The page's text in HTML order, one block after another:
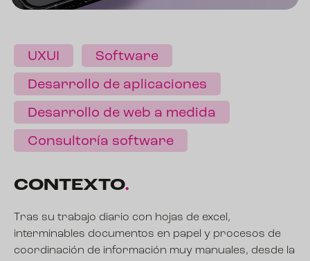
UXUI Software
Desarrollo de aplicaciones
Desarrollo de web a medida
Consultoría software
CONTEXTO.
Tras su trabajo diario con hojas de excel,
interminables documentos en papel y procesos de
coordinación de información muy manuales, desde la